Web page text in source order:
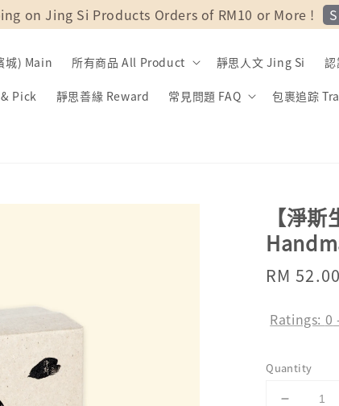
on Jing Si Products Orders of RM10 or More !
城) Main 所有商品 All Product 靜思人文 Jing Si
Pick 靜思善緣 Reward 常見問題 FAQ 包裹追踪
【淨
Regular
RM 52.00
Ratings: 0
Quantity